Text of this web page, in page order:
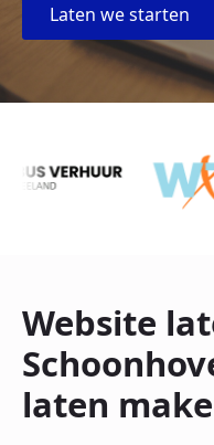
Laten we starten
Website
laten